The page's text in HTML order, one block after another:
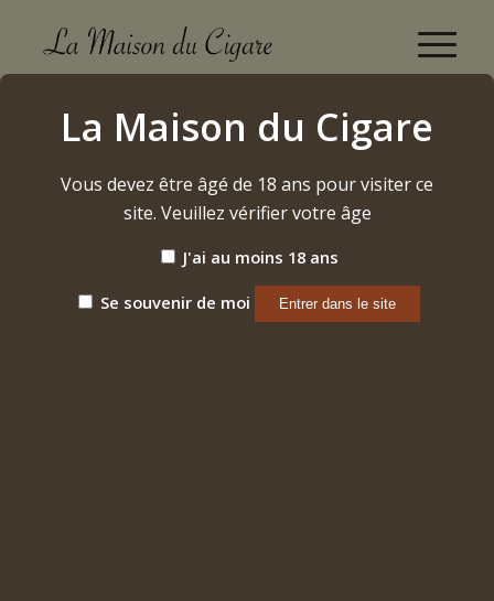
Montecristo Linea 1935 Leyenda 2024
Accueil / Etiquette: Montecristo Linea 1935 Leyenda 2024
Par défaut
15 Produits par page
La Maison du Cigare
Vous devez être âgé de 18 ans pour visiter ce
site. Veuillez vérifier votre âge
J'ai au moins 18 ans
Se souvenir de moi